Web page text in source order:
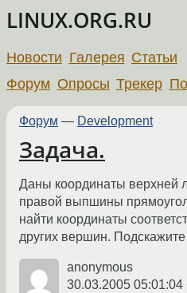
LINUX.ORG.RU
Новости Галерея Статьи
Форум Опросы Трекер
Форум — Development
Задача.
Даны координаты верхней
правой выпшины
найти координаты
других вершин. Подскажите
anonymous
30.03.2005 05:01:04